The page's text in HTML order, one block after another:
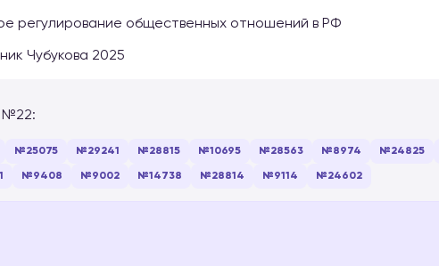
регулирование общественных отношений в РФ
Чубукова 2025
№22:
№25075 №29241 №28815 №10695 №28563 №8974 №24825
№9408 №9002 №14738 №28814 №9114 №24602